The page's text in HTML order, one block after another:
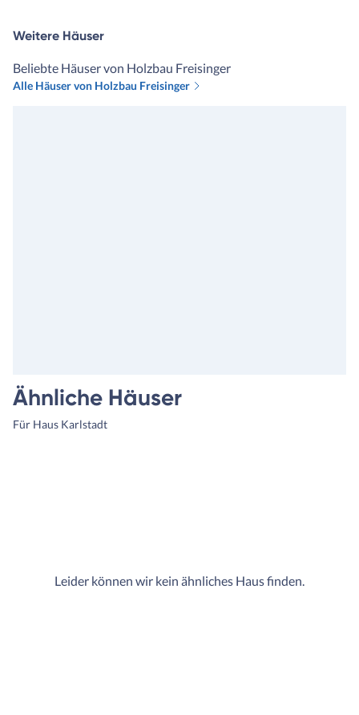
Weitere Häuser
Beliebte Häuser von Holzbau Freisinger
Alle Häuser von Holzbau Freisinger
Ähnliche Häuser
Für Haus Karlstadt
Leider können wir kein ähnliches Haus finden.